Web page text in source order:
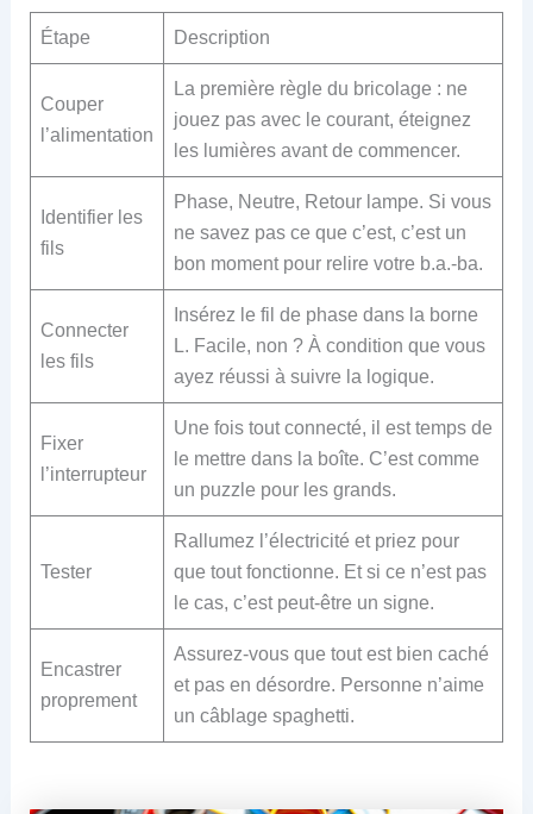
Étape Description
Couper
l’alimentation
La première règle du bricolage : ne
jouez pas avec le courant, éteignez
les lumières avant de commencer.
Identifier les
fils
Phase, Neutre, Retour lampe. Si vous
ne savez pas ce que c’est, c’est un
bon moment pour relire votre b.a.-ba.
Connecter
les fils
Insérez le fil de phase dans la borne
L. Facile, non ? À condition que vous
ayez réussi à suivre la logique.
Fixer
l’interrupteur
Une fois tout connecté, il est temps de
le mettre dans la boîte. C’est comme
un puzzle pour les grands.
Tester
Rallumez l’électricité et priez pour
que tout fonctionne. Et si ce n’est pas
le cas, c’est peut-être un signe.
Encastrer
proprement
Assurez-vous que tout est bien caché
et pas en désordre. Personne n’aime
un câblage spaghetti.